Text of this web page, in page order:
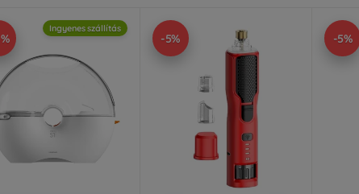
Ingyenes szállítás
-5% -5%